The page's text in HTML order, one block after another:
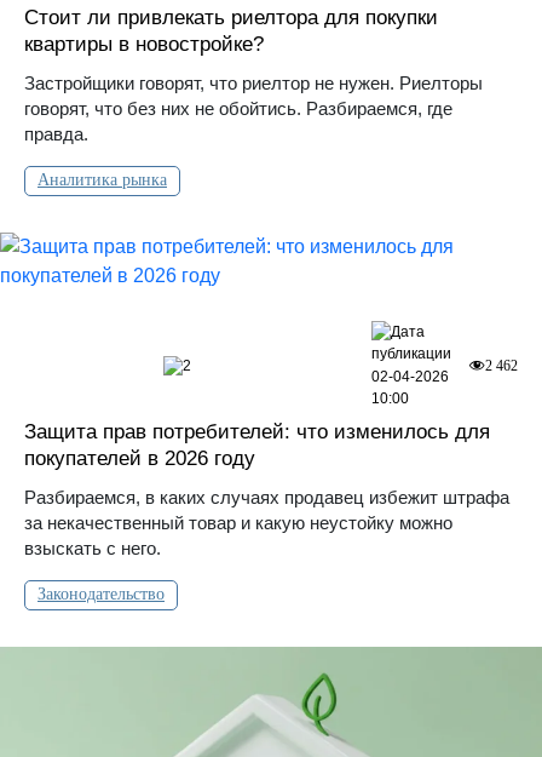
Стоит ли привлекать риелтора для покупки
квартиры в новостройке?
Застройщики говорят, что риелтор не нужен. Риелторы
говорят, что без них не обойтись. Разбираемся, где
правда.
Аналитика рынка
Защита прав потребителей: что изменилось для
покупателей в 2026 году
Разбираемся, в каких случаях продавец избежит штрафа
за некачественный товар и какую неустойку можно
взыскать с него.
Законодательство
2 2 462
02-04-2026
10:00